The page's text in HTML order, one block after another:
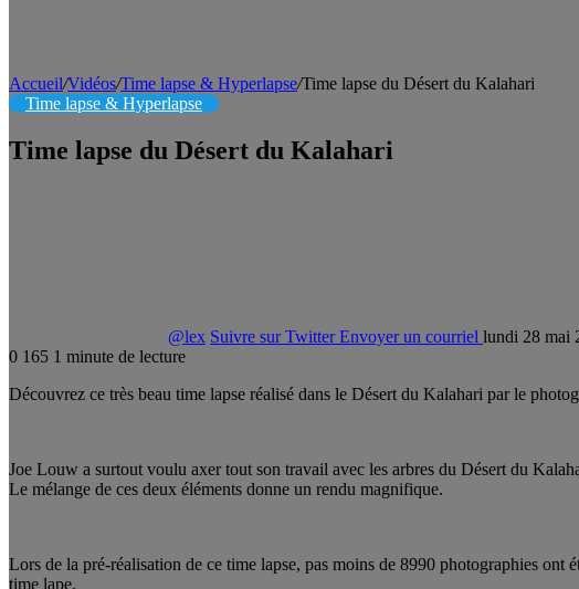
Accueil/Vidéos/Time lapse & Hyperlapse/Time lapse du Désert du Kalahari
Time lapse & Hyperlapse
Time lapse du Désert du Kalahari
@lex Suivre sur Twitter Envoyer un courriel lundi 28 mai
0 165 1 minute de lecture
Découvrez ce très beau time lapse réalisé dans le Désert du Kalahari par le
Joe Louw a surtout voulu axer tout son travail avec les arbres du Désert du
Le mélange de ces deux éléments donne un rendu magnifique.
Lors de la pré-réalisation de ce time lapse, pas moins de 8990 photographies
time lape.